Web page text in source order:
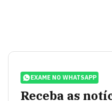
EXAME NO WHATSAPP
Receba as